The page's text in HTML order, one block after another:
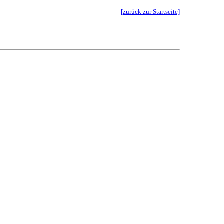
[zurück zur Startseite]